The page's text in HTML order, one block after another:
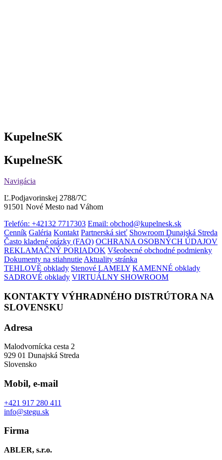
KupelneSK
KupelneSK
Navigácia
Ľ.Podjavorinskej 2788/7C
91501 Nové Mesto nad Váhom
Telefón: +42132 7717303 Email: obchod@kupelnesk.sk
Cenník Galéria Kontakt Partnerská sieť Showroom Dunajská Streda
Často kladené otázky (FAQ) OCHRANA OSOBNÝCH ÚDAJOV
REKLAMAČNÝ PORIADOK Všeobecné obchodné podmienky
Dokumenty na stiahnutie Aktuality stránka
TEHLOVÉ obklady Stenové LAMELY KAMENNÉ obklady
SADROVÉ obklady VIRTUÁLNY SHOWROOM
KONTAKTY VÝHRADNÉHO DISTRÚTORA NA
SLOVENSKU
Adresa
Malodvornícka cesta 2
929 01 Dunajská Streda
Slovensko
Mobil, e-mail
+421 917 280 411
info@stegu.sk
Firma
ABLER, s.r.o.